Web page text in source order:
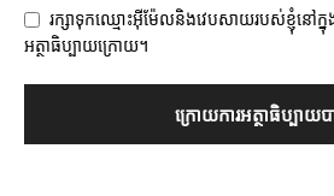
រក្សាទុកឈ្មោះអ៊ីម៉ែលនិងវេបសាយរបស់ខ្ញុំនៅក្នុង
អត្ថាធិប្បាយក្រោយ។